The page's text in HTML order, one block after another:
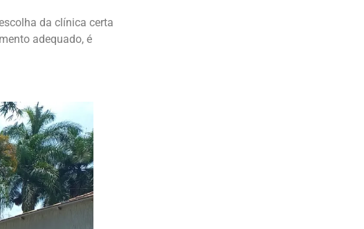
da clínica certa
adequado, é